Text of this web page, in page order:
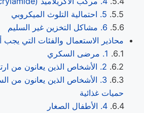
5. احتمالية التلوث الميكروبي
6. مشاكل التخزين غير السليم
محاذير الاستعمال والفئات التي يجب
1. مرضى السكري
2. الأشخاص الذين يعانون من ارتفاع ضغط الدم
3. الأشخاص الذين يعانون من
حميات غذائية
4. الأطفال الصغار